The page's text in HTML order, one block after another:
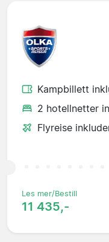
Kampbillett
2 hotellnetter
Flyreise
Les mer/Bestill
11 435,-